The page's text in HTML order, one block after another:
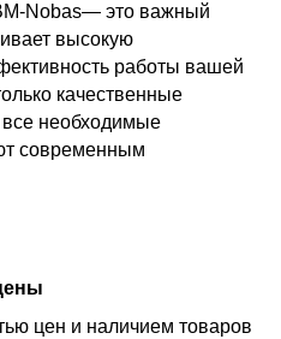
Nobas— это важный
высокую
работы вашей
качественные
необходимые
современным
цен и наличием товаров